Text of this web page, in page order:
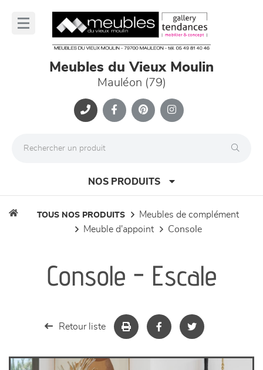
Meubles du Vieux Moulin
Mauléon (79)
NOS PRODUITS
séjours
chambres et dressing
TOUS NOS PRODUITS
meubles de complément
meuble d'appoint
console
Console - Escale
Retour liste